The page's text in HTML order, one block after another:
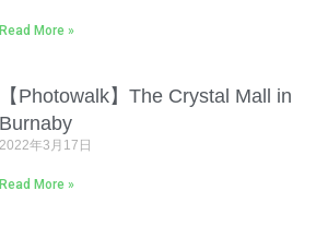
Read More »
【Photowalk】The Crystal Mall in
Burnaby
2022年3月17日
Read More »